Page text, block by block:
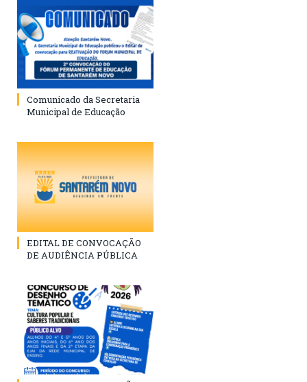
Comunicado da Secretaria
Municipal de Educação
EDITAL DE CONVOCAÇÃO
DE AUDIÊNCIA PÚBLICA